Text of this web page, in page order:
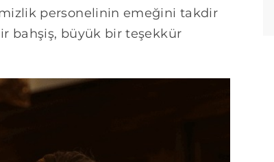
personelinin emeğini takdir
bahşiş, büyük bir teşekkür